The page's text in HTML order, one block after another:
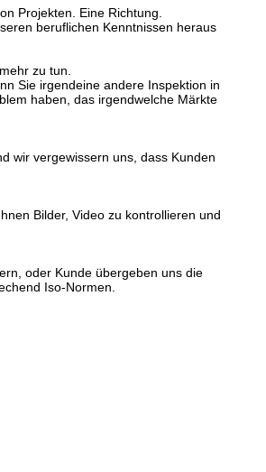
Projekten. Eine Richtung.
beruflichen Kenntnissen heraus
zu tun.
Sie irgendeine andere Inspektion in
haben, das irgendwelche Märkte
wir vergewissern uns, dass Kunden
Bilder, Video zu kontrollieren und
oder Kunde übergeben uns die
Iso-Normen.